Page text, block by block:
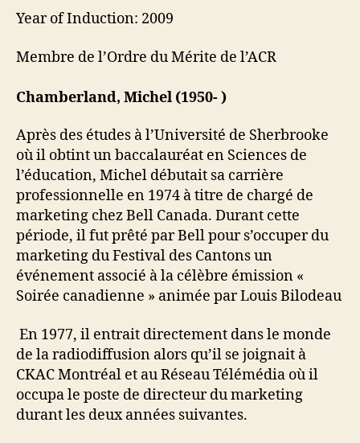
Year of Induction: 2009
Membre de l’Ordre du Mérite de l’ACR
Chamberland, Michel (1950- )
Après des études à l’Université de Sherbrooke
où il obtint un baccalauréat en Sciences de
l’éducation, Michel débutait sa carrière
professionnelle en 1974 à titre de chargé de
marketing chez Bell Canada. Durant cette
période, il fut prêté par Bell pour s’occuper du
marketing du Festival des Cantons un
événement associé à la célèbre émission «
Soirée canadienne » animée par Louis Bilodeau
En 1977, il entrait directement dans le monde
de la radiodiffusion alors qu’il se joignait à
CKAC Montréal et au Réseau Télémédia où il
occupa le poste de directeur du marketing
durant les deux années suivantes.